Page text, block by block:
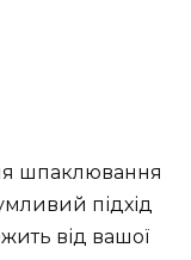
шпаклювання
підхід
від вашої